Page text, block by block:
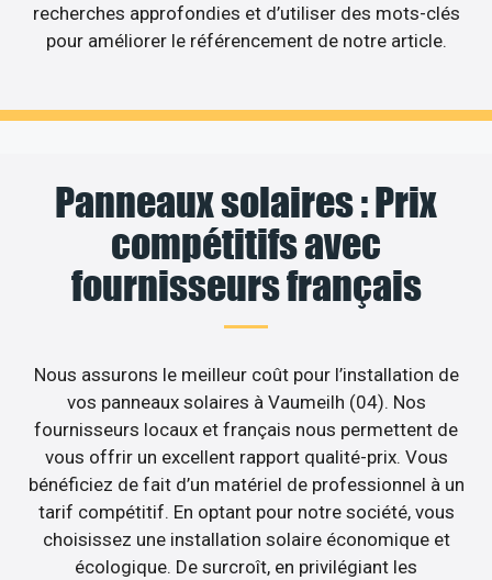
recherches approfondies et d’utiliser des mots-clés
pour améliorer le référencement de notre article.
Panneaux solaires : Prix
compétitifs avec
fournisseurs français
Nous assurons le meilleur coût pour l’installation de
vos panneaux solaires à Vaumeilh (04). Nos
fournisseurs locaux et français nous permettent de
vous offrir un excellent rapport qualité-prix. Vous
bénéficiez de fait d’un matériel de professionnel à un
tarif compétitif. En optant pour notre société, vous
choisissez une installation solaire économique et
écologique. De surcroît, en privilégiant les